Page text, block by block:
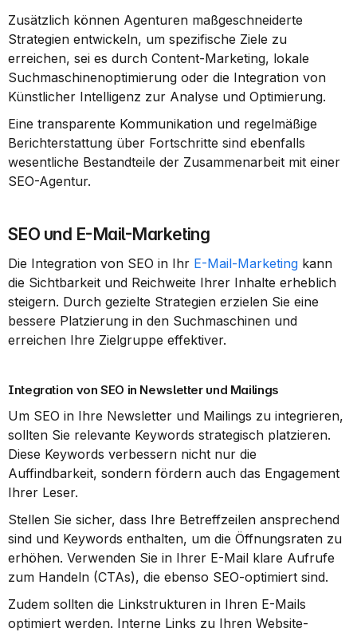
Zusätzlich können Agenturen maßgeschneiderte
Strategien entwickeln, um spezifische Ziele zu
erreichen, sei es durch Content-Marketing, lokale
Suchmaschinenoptimierung oder die Integration von
Künstlicher Intelligenz zur Analyse und Optimierung.
Eine transparente Kommunikation und regelmäßige
Berichterstattung über Fortschritte sind ebenfalls
wesentliche Bestandteile der Zusammenarbeit mit einer
SEO-Agentur.
SEO und E-Mail-Marketing
Die Integration von SEO in Ihr E-Mail-Marketing kann
die Sichtbarkeit und Reichweite Ihrer Inhalte erheblich
steigern. Durch gezielte Strategien erzielen Sie eine
bessere Platzierung in den Suchmaschinen und
erreichen Ihre Zielgruppe effektiver.
Integration von SEO in Newsletter und Mailings
Um SEO in Ihre Newsletter und Mailings zu integrieren,
sollten Sie relevante Keywords strategisch platzieren.
Diese Keywords verbessern nicht nur die
Auffindbarkeit, sondern fördern auch das Engagement
Ihrer Leser.
Stellen Sie sicher, dass Ihre Betreffzeilen ansprechend
sind und Keywords enthalten, um die Öffnungsraten zu
erhöhen. Verwenden Sie in Ihrer E-Mail klare Aufrufe
zum Handeln (CTAs), die ebenso SEO-optimiert sind.
Zudem sollten die Linkstrukturen in Ihren E-Mails
optimiert werden. Interne Links zu Ihren Website-